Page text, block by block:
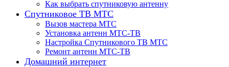
Как выбрать спутниковую антенну
Спутниковое ТВ МТС
Вызов мастера МТС
Установка антенн МТС-ТВ
Настройка Спутникового ТВ МТС
Ремонт антенн МТС-ТВ
Домашний интернет